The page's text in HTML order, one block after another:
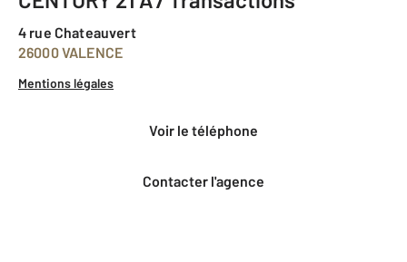
4 rue Chateauvert
26000 VALENCE
Mentions légales
voir le téléphone
Contacter l'agence